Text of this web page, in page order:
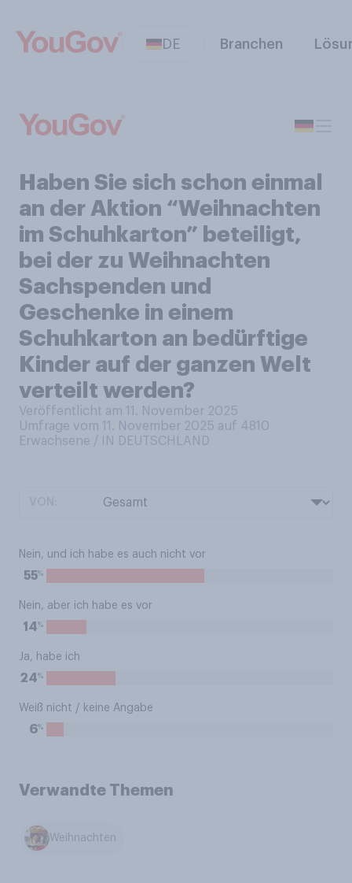
DE Branchen
Haben Sie sich schon einmal
an der Aktion “Weihnachten
im Schuhkarton” beteiligt,
bei der zu Weihnachten
Sachspenden und
Geschenke in einem
Schuhkarton an bedürftige
Kinder auf der ganzen Welt
verteilt werden?
Veröffentlicht am 11. November 2025
Umfrage vom 11. November 2025 auf 4810
Erwachsene / IN DEUTSCHLAND
Nein, und ich habe es auch nicht vor
55%
Nein, aber ich habe es vor
14%
Ja, habe ich
24%
Weiß nicht / keine Angabe
6%
Verwandte Themen
Weihnachten